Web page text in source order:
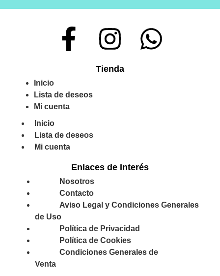
Tienda
Inicio
Lista de deseos
Mi cuenta
Inicio
Lista de deseos
Mi cuenta
Enlaces de Interés
Nosotros
Contacto
Aviso Legal y Condiciones Generales
de Uso
Política de Privacidad
Política de Cookies
Condiciones Generales de
Venta